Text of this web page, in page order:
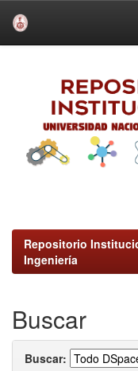
Repositorio
Ingeniería
Buscar
Buscar: